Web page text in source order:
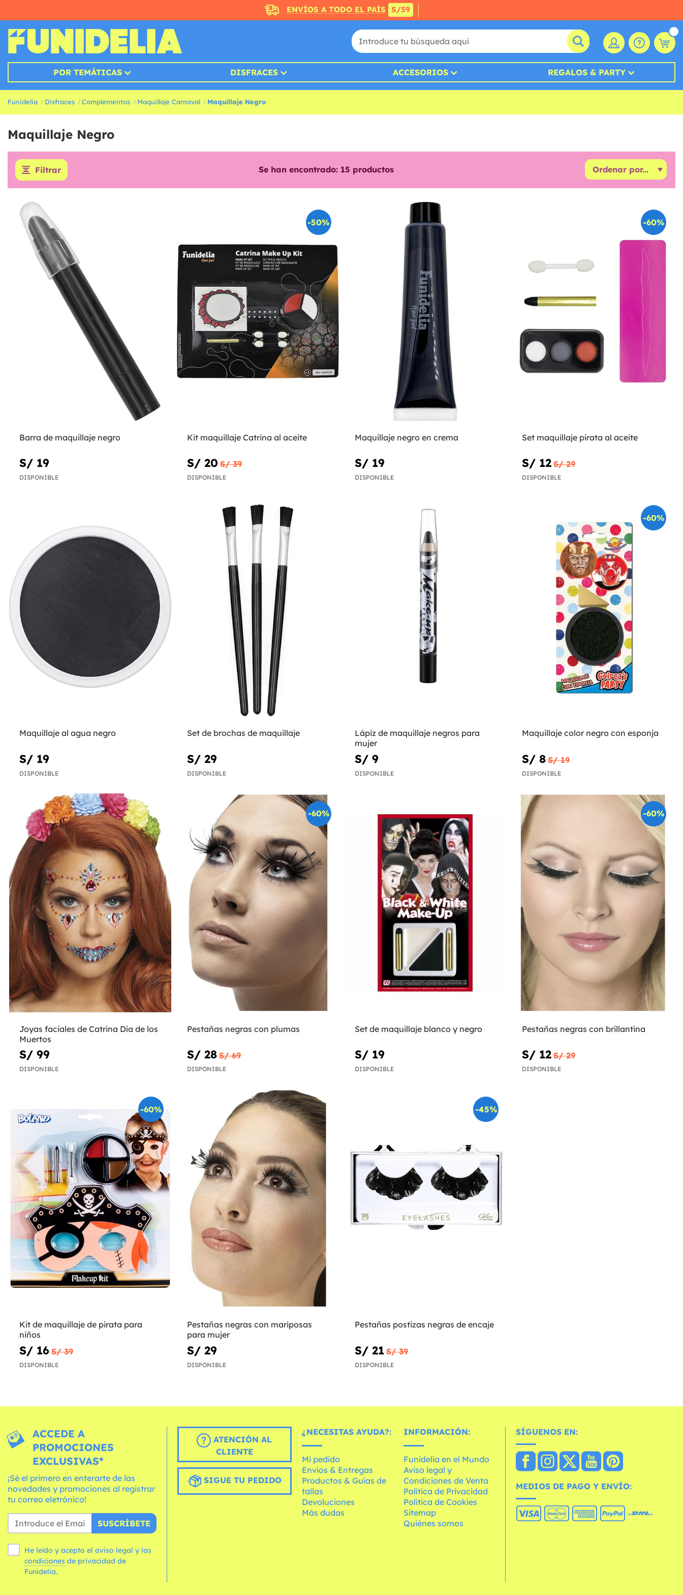
ENVÍOS A TODO EL PAÍS S/59
POR TEMÁTICAS DISFRACES ACCESORIOS REGALOS & PARTY
Funidelia Disfraces Complementos Maquillaje Carnaval Maquillaje Negro
Maquillaje Negro
Filtrar Se han encontrado: 15 productos
Barra de maquillaje negro
S/ 19
DISPONIBLE
-50%
Kit maquillaje Catrina al aceite
S/ 20 S/ 39
DISPONIBLE
Maquillaje negro en crema
S/ 19
DISPONIBLE
-60%
Set maquillaje pirata al aceite
S/ 12 S/ 29
DISPONIBLE
Maquillaje al agua negro
S/ 19
DISPONIBLE
Set de brochas de maquillaje
S/ 29
DISPONIBLE
Lápiz de maquillaje negros para
mujer
S/ 9
DISPONIBLE
-60%
Maquillaje color negro con esponja
S/ 8 S/ 19
DISPONIBLE
Joyas faciales de Catrina Día de los
Muertos
S/ 99
DISPONIBLE
-60%
Pestañas negras con plumas
S/ 28 S/ 69
DISPONIBLE
Set de maquillaje blanco y negro
S/ 19
DISPONIBLE
-60%
Pestañas negras con brillantina
S/ 12 S/ 29
DISPONIBLE
-60%
Kit de maquillaje de pirata para
niños
S/ 16 S/ 39
DISPONIBLE
Pestañas negras con mariposas
para mujer
S/ 29
DISPONIBLE
-45%
Pestañas postizas negras de encaje
S/ 21 S/ 39
DISPONIBLE
ACCEDE A
PROMOCIONES
EXCLUSIVAS*
¡Sé el primero en enterarte de las
novedades y promociones al registrar
tu correo eletrónico!
SUSCRÍBETE
He leído y acepto el aviso legal y las
condiciones
Funidelia.
ATENCIÓN AL
CLIENTE
SIGUE TU PEDIDO
¿NECESITAS AYUDA?:
Mi pedido
Envíos & Entregas
Productos & Guías de
tallas
Devoluciones
Más dudas
INFORMACIÓN:
Funidelia en el Mundo
Aviso legal y
Condiciones de Venta
Política de Privacidad
Política de Cookies
Sitemap
Quiénes somos
SÍGUENOS EN:
MEDIOS DE PAGO Y ENVÍO: